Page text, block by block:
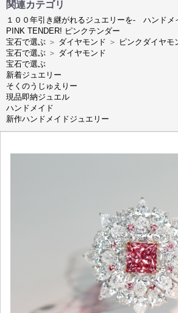
関連カテゴリ
１００年引き継がれるジュエリーを- ハンドメ
PINK TENDER! ピンクテンダー
宝石で選ぶ ＞ ダイヤモンド ＞ ピンクダイヤモ
宝石で選ぶ ＞ ダイヤモンド
宝石で選ぶ
新着ジュエリー
そくのうじゅえりー
現品即納ジュエル
ハンドメイド
新作ハンドメイドジュエリー